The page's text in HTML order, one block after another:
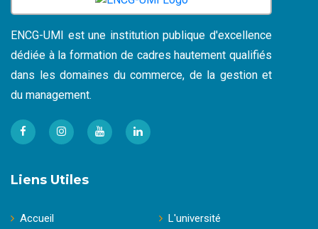
ENCG-UMI est une institution publique d'excellence
dédiée à la formation de cadres hautement qualifiés
dans les domaines du commerce, de la gestion et
du management.
Liens Utiles
Accueil
L'université